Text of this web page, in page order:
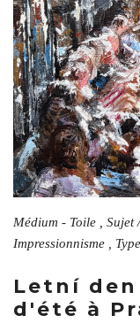
Médium - Toile ,
Impressionnisme ,
Letní den
d'été à